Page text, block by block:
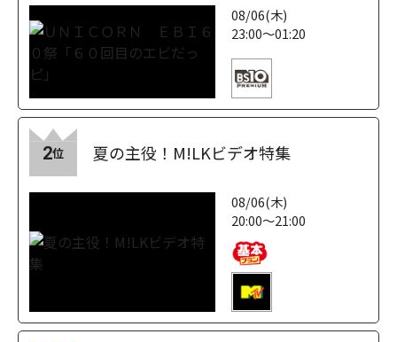
08/06(木)
23:00～01:20
2位 夏の主役！M!LKビデオ特集
08/06(木)
20:00～21:00